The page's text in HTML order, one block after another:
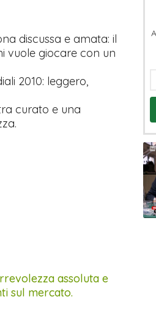
discussa e amata: il
vuole giocare con un
2010: leggero,
curato e una
assoluta e
sul mercato.